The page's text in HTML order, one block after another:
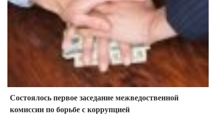
Состоялось первое заседание межведоственной
комиссии по борьбе с коррупцией